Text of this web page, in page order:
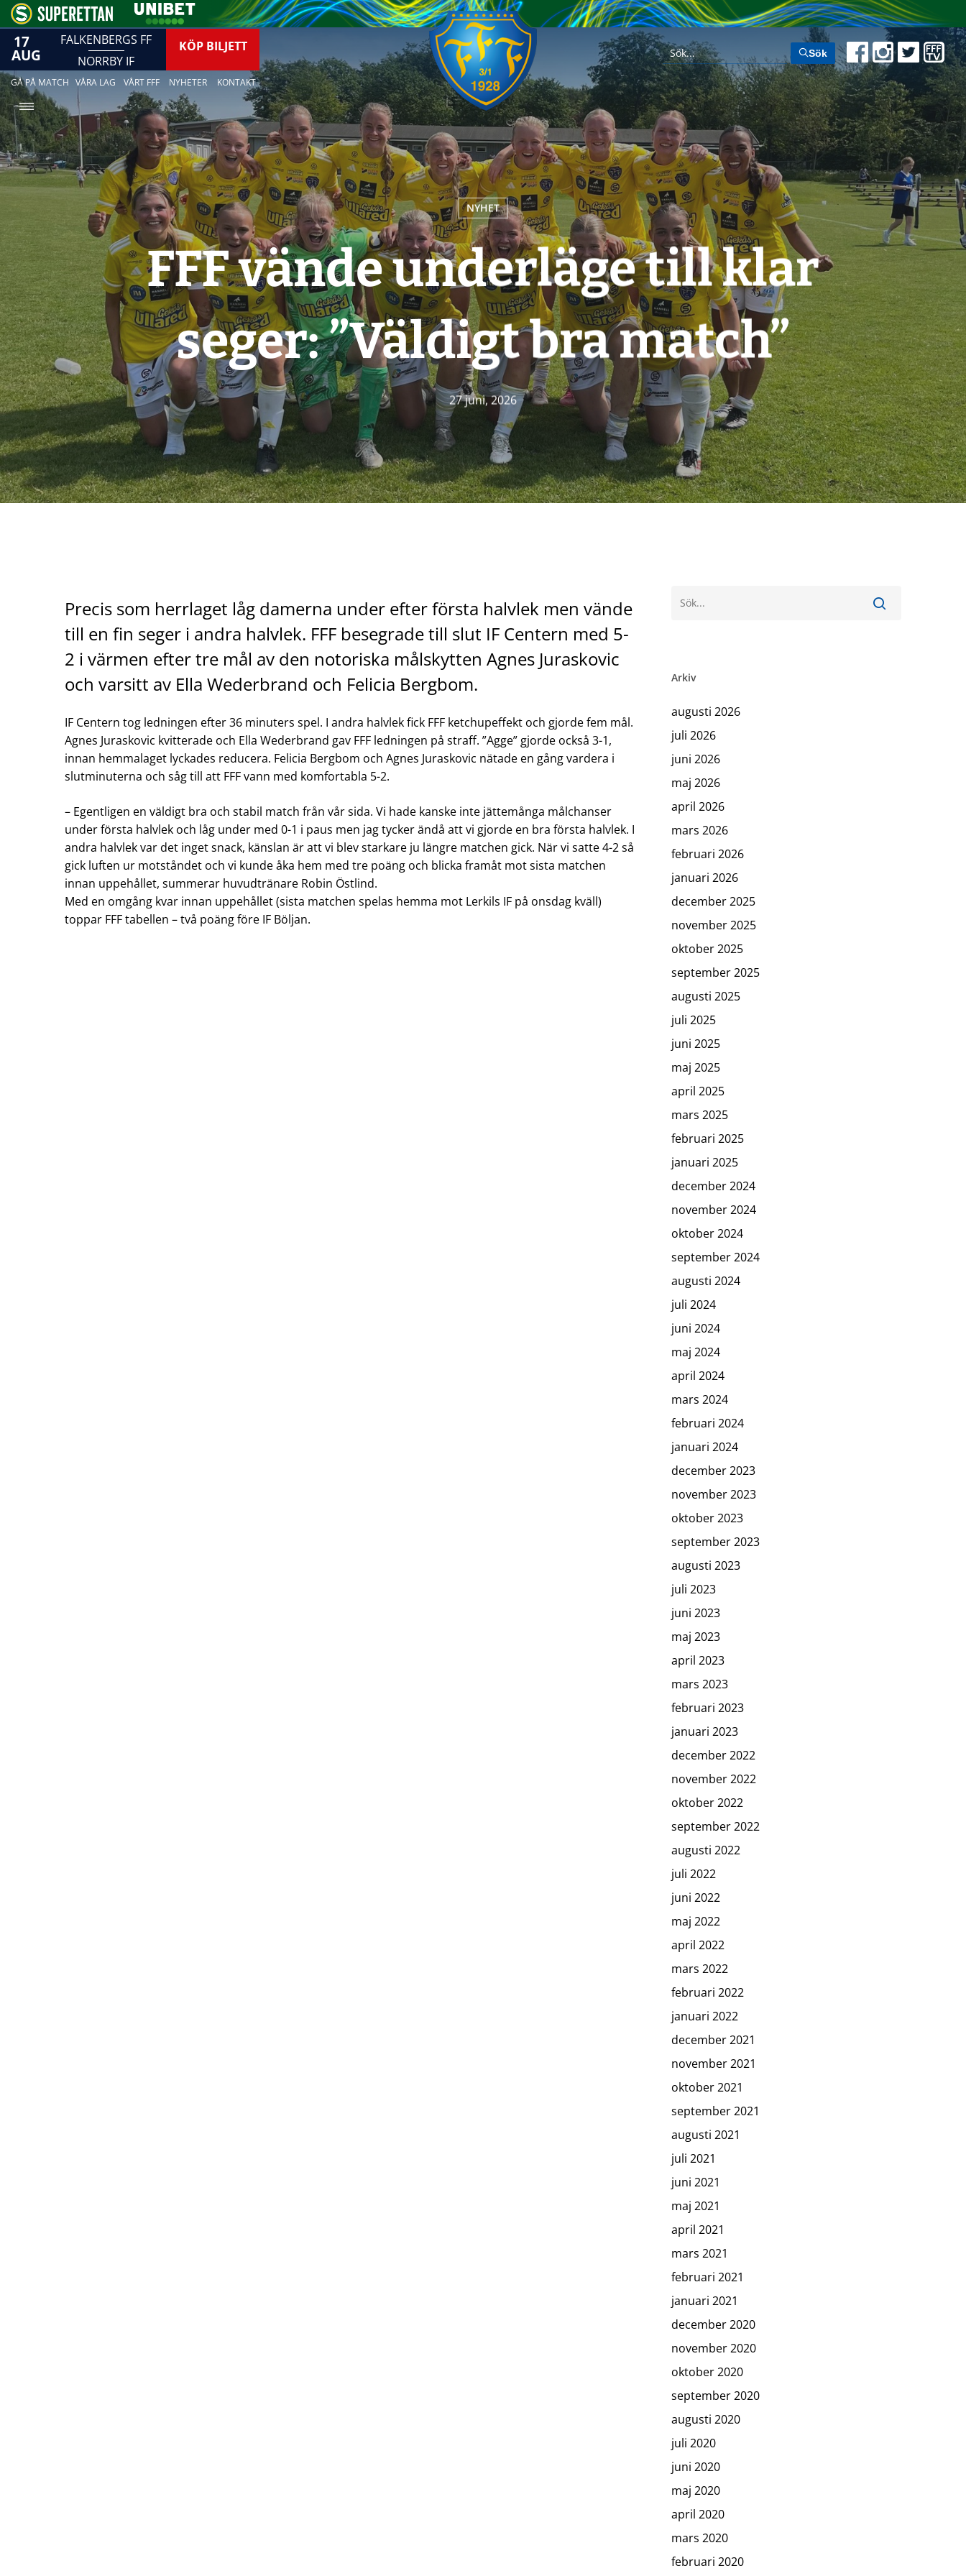
17
AUG
FALKENBERGS FF
NORRBY IF
KÖP BILJETT Sök
GÅ PÅ MATCH VÅRA LAG VÅRT FFF NYHETER KONTAKT
NYHET
FFF vände underläge till klar
seger: ”Väldigt bra match”
27 juni, 2026
Precis som herrlaget låg damerna under efter första halvlek men vände
till en fin seger i andra halvlek. FFF besegrade till slut IF Centern med 5-
2 i värmen efter tre mål av den notoriska målskytten Agnes Juraskovic
och varsitt av Ella Wederbrand och Felicia Bergbom.
IF Centern tog ledningen efter 36 minuters spel. I andra halvlek fick FFF ketchupeffekt och gjorde fem mål.
Agnes Juraskovic kvitterade och Ella Wederbrand gav FFF ledningen på straff. ”Agge” gjorde också 3-1,
innan hemmalaget lyckades reducera. Felicia Bergbom och Agnes Juraskovic nätade en gång vardera i
slutminuterna och såg till att FFF vann med komfortabla 5-2.
– Egentligen en väldigt bra och stabil match från vår sida. Vi hade kanske inte jättemånga målchanser
under första halvlek och låg under med 0-1 i paus men jag tycker ändå att vi gjorde en bra första halvlek. I
andra halvlek var det inget snack, känslan är att vi blev starkare ju längre matchen gick. När vi satte 4-2 så
gick luften ur motståndet och vi kunde åka hem med tre poäng och blicka framåt mot sista matchen
innan uppehållet, summerar huvudtränare Robin Östlind.
Med en omgång kvar innan uppehållet (sista matchen spelas hemma mot Lerkils IF på onsdag kväll)
toppar FFF tabellen – två poäng före IF Böljan.
Arkiv
augusti 2026
juli 2026
juni 2026
maj 2026
april 2026
mars 2026
februari 2026
januari 2026
december 2025
november 2025
oktober 2025
september 2025
augusti 2025
juli 2025
juni 2025
maj 2025
april 2025
mars 2025
februari 2025
januari 2025
december 2024
november 2024
oktober 2024
september 2024
augusti 2024
juli 2024
juni 2024
maj 2024
april 2024
mars 2024
februari 2024
januari 2024
december 2023
november 2023
oktober 2023
september 2023
augusti 2023
juli 2023
juni 2023
maj 2023
april 2023
mars 2023
februari 2023
januari 2023
december 2022
november 2022
oktober 2022
september 2022
augusti 2022
juli 2022
juni 2022
maj 2022
april 2022
mars 2022
februari 2022
januari 2022
december 2021
november 2021
oktober 2021
september 2021
augusti 2021
juli 2021
juni 2021
maj 2021
april 2021
mars 2021
februari 2021
januari 2021
december 2020
november 2020
oktober 2020
september 2020
augusti 2020
juli 2020
juni 2020
maj 2020
april 2020
mars 2020
februari 2020